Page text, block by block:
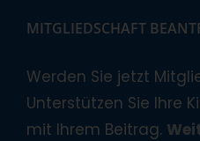
MITGLIEDSCHAFT
Werden Sie jetzt
Unterstützen Sie Ihre
mit Ihrem Beitrag.